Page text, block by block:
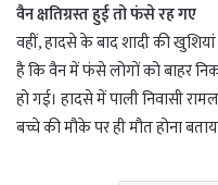
वैन क्षतिग्रस्त हुई तो फंसे रह गए
वहीं, हादसे के बाद शादी की
है कि वैन में फंसे लोगों को बाहर
हो गई। हादसे में पाली निवासी
बच्चे की मौके पर ही मौत होना